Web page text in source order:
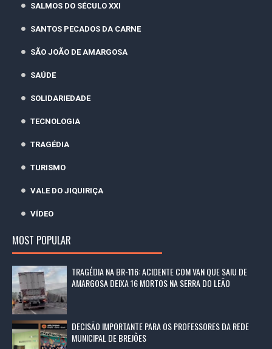
SALMOS DO SÉCULO XXI
SANTOS PECADOS DA CARNE
SÃO JOÃO DE AMARGOSA
SAÚDE
SOLIDARIEDADE
TECNOLOGIA
TRAGÉDIA
TURISMO
VALE DO JIQUIRIÇA
VÍDEO
MOST POPULAR
TRAGÉDIA NA BR-116: ACIDENTE COM VAN QUE SAIU DE
AMARGOSA DEIXA 16 MORTOS NA SERRA DO LEÃO
DECISÃO IMPORTANTE PARA OS PROFESSORES DA REDE
MUNICIPAL DE BREJÕES